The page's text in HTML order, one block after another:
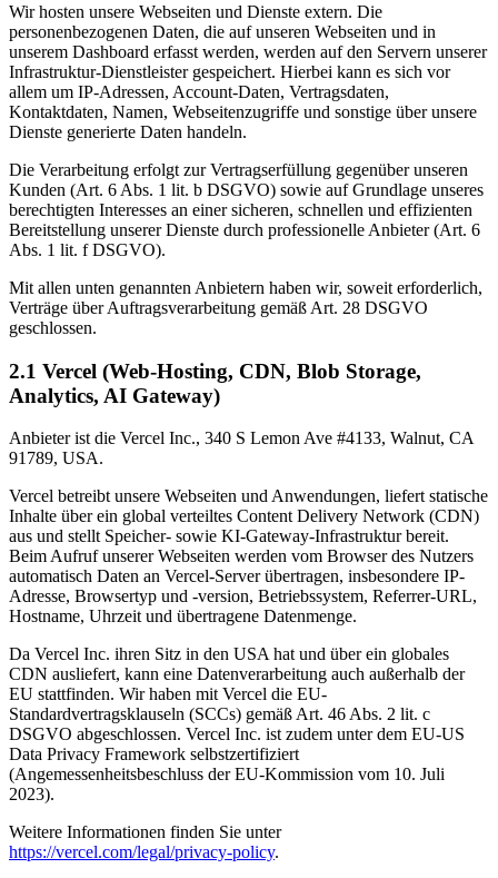
Wir hosten unsere Webseiten und Dienste extern. Die
personenbezogenen Daten, die auf unseren Webseiten und in
unserem Dashboard erfasst werden, werden auf den Servern unserer
Infrastruktur-Dienstleister gespeichert. Hierbei kann es sich vor
allem um IP-Adressen, Account-Daten, Vertragsdaten,
Kontaktdaten, Namen, Webseitenzugriffe und sonstige über unsere
Dienste generierte Daten handeln.
Die Verarbeitung erfolgt zur Vertragserfüllung gegenüber unseren
Kunden (Art. 6 Abs. 1 lit. b DSGVO) sowie auf Grundlage unseres
berechtigten Interesses an einer sicheren, schnellen und effizienten
Bereitstellung unserer Dienste durch professionelle Anbieter (Art. 6
Abs. 1 lit. f DSGVO).
Mit allen unten genannten Anbietern haben wir, soweit erforderlich,
Verträge über Auftragsverarbeitung gemäß Art. 28 DSGVO
geschlossen.
2.1 Vercel (Web-Hosting, CDN, Blob Storage,
Analytics, AI Gateway)
Anbieter ist die Vercel Inc., 340 S Lemon Ave #4133, Walnut, CA
91789, USA.
Vercel betreibt unsere Webseiten und Anwendungen, liefert statische
Inhalte über ein global verteiltes Content Delivery Network (CDN)
aus und stellt Speicher- sowie KI-Gateway-Infrastruktur bereit.
Beim Aufruf unserer Webseiten werden vom Browser des Nutzers
automatisch Daten an Vercel-Server übertragen, insbesondere IP-
Adresse, Browsertyp und -version, Betriebssystem, Referrer-URL,
Hostname, Uhrzeit und übertragene Datenmenge.
Da Vercel Inc. ihren Sitz in den USA hat und über ein globales
CDN ausliefert, kann eine Datenverarbeitung auch außerhalb der
EU stattfinden. Wir haben mit Vercel die EU-
Standardvertragsklauseln (SCCs) gemäß Art. 46 Abs. 2 lit. c
DSGVO abgeschlossen. Vercel Inc. ist zudem unter dem EU-US
Data Privacy Framework selbstzertifiziert
(Angemessenheitsbeschluss der EU-Kommission vom 10. Juli
2023).
Weitere Informationen finden Sie unter
https://vercel.com/legal/privacy-policy.